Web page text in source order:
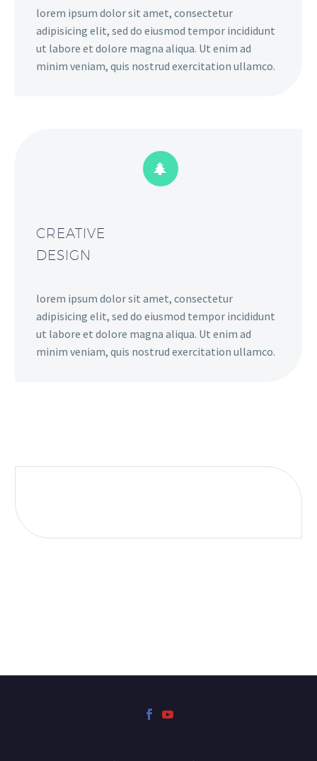
lorem ipsum dolor sit amet, consectetur
adipisicing elit, sed do eiusmod tempor incididunt
ut labore et dolore magna aliqua. Ut enim ad
minim veniam, quis nostrud exercitation ullamco.


CREATIVE
DESIGN
lorem ipsum dolor sit amet, consectetur
adipisicing elit, sed do eiusmod tempor incididunt
ut labore et dolore magna aliqua. Ut enim ad
minim veniam, quis nostrud exercitation ullamco.